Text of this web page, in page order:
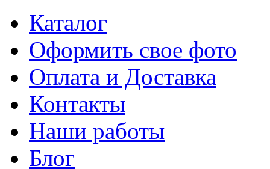
Каталог
Оформить свое фото
Оплата и Доставка
Контакты
Наши работы
Блог